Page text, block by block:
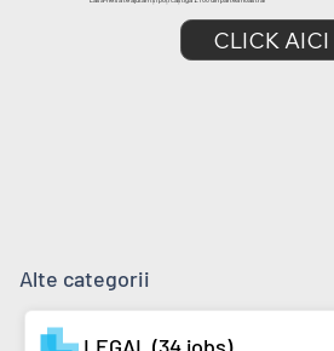
CLICK AICI
Alte categorii